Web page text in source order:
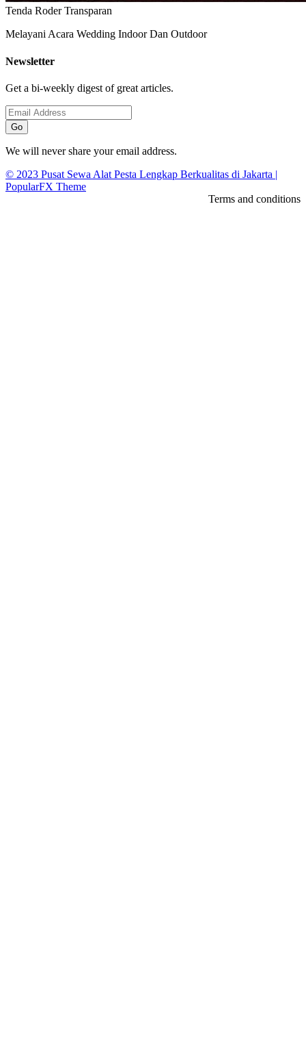
Tenda Roder Transparan
Melayani Acara Wedding Indoor Dan Outdoor
Newsletter
Get a bi-weekly digest of great articles.
Go
We will never share your email address.
© 2023 Pusat Sewa Alat Pesta Lengkap Berkualitas di Jakarta |
PopularFX Theme
Terms and conditions